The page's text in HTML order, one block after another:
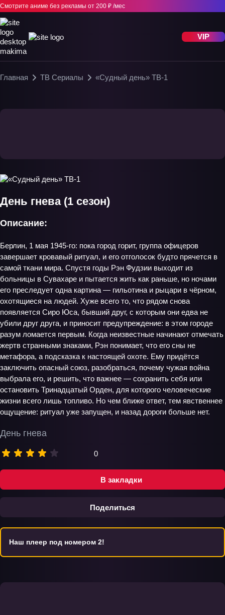
Смотрите аниме без рекламы от 200 ₽ /мес
VIP
Главная ТВ Сериалы «Судный день» ТВ-1
В закладки
Поделиться
День гнева (1 сезон)
День гнева
0
Описание:
Берлин, 1 мая 1945‑го: пока город горит, группа офицеров
завершает кровавый ритуал, и его отголосок будто прячется в
самой ткани мира. Спустя годы Рэн Фудзии выходит из
больницы в Сувахаре и пытается жить как раньше, но ночами
его преследует одна картина — гильотина и рыцари в чёрном,
охотящиеся на людей. Хуже всего то, что рядом снова
появляется Сиро Юса, бывший друг, с которым они едва не
убили друг друга, и приносит предупреждение: в этом городе
разум ломается первым. Когда неизвестные начинают отмечать
жертв странными знаками, Рэн понимает, что его сны не
метафора, а подсказка к настоящей охоте. Ему придётся
заключить опасный союз, разобраться, почему чужая война
выбрала его, и решить, что важнее — сохранить себя или
остановить Тринадцатый Орден, для которого человеческие
жизни всего лишь топливо. Но чем ближе ответ, тем явственнее
ощущение: ритуал уже запущен, и назад дороги больше нет.
Наш плеер под номером 2!